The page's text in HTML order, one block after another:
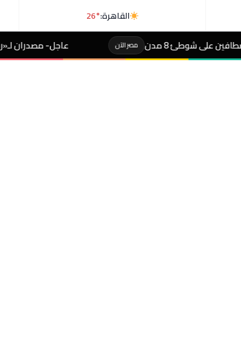
القاهرة:26°
مصر الآن عاجل- مصدران لـ«رويترز»: السعودية